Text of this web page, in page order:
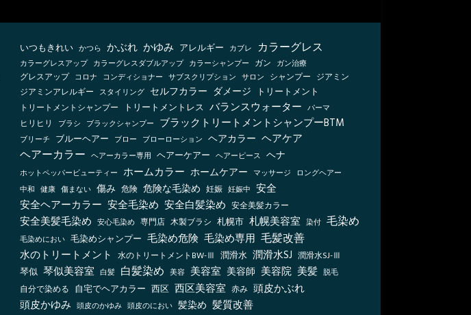
いつもきれい かつら かぶれ かゆみ アレルギー カブレ カラーグレス
カラーグレスアップ カラーグレスダブルアップ カラーシャンプー ガン ガン治療
グレスアップ コロナ コンディショナー サブスクリプション サロン シャンプー ジアミン
ジアミンアレルギー スタイリング セルフカラー ダメージ トリートメント
トリートメントシャンプー トリートメントレス バランスウォーター パーマ
ヒリヒリ ブラシ ブラックシャンプー ブラックトリートメントシャンプーBTM
ブリーチ ブルーヘアー ブロー ブローローション ヘアカラー ヘアケア
ヘアーカラー ヘアーカラー専用 ヘアーケアー ヘアーピース ヘナ
ホットペッパービューティー ホームカラー ホームケアー マッサージ ロングヘアー
中和 健康 傷まない 傷み 危険 危険な毛染め 妊娠 妊娠中 安全
安全ヘアーカラー 安全毛染め 安全白髪染め 安全美髪カラー
安全美髪毛染め 安心毛染め 専門店 木製ブラシ 札幌市 札幌美容室 染付 毛染め
毛染めにおい 毛染めシャンプー 毛染め危険 毛染め専用 毛髪改善
水のトリートメント 水のトリートメントBW-Ⅲ 潤滑水 潤滑水SJ 潤滑水SJ-Ⅲ
琴似 琴似美容室 白髪 白髪染め 美容 美容室 美容師 美容院 美髪 脱毛
自分で染める 自宅でヘアカラー 西区 西区美容室 赤み 頭皮かぶれ
頭皮かゆみ 頭皮のかゆみ 頭皮のにおい 髪染め 髪質改善